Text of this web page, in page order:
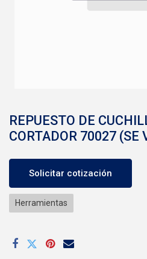
REPUESTO DE
CORTADOR 70027 (SE
Solicitar cotización
Herramientas